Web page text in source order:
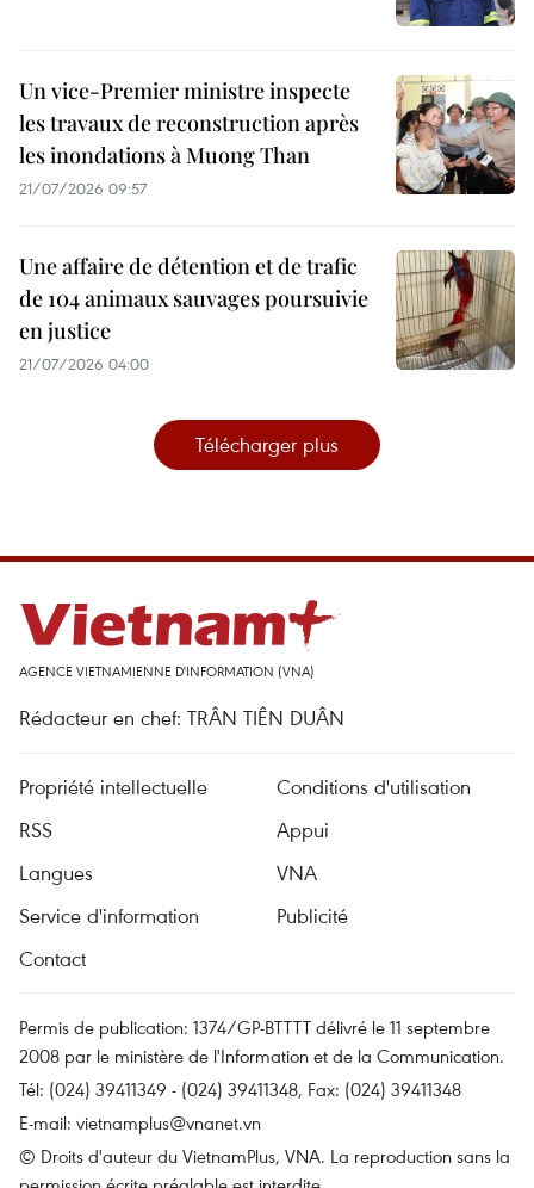
Un vice-Premier ministre inspecte
les travaux de reconstruction après
les inondations à Muong Than
21/07/2026 09:57
Une affaire de détention et de trafic
de 104 animaux sauvages poursuivie
en justice
21/07/2026 04:00
Télécharger plus
AGENCE VIETNAMIENNE D'INFORMATION (VNA)
Rédacteur en chef: TRÂN TIÊN DUÂN
Propriété intellectuelle
Conditions d'utilisation
RSS
Appui
Langues
VNA
Service d'information
Publicité
Contact
Permis de publication: 1374/GP-BTTTT délivré le 11 septembre
2008 par le ministère de l'Information et de la Communication.
Tél: (024) 39411349 - (024) 39411348, Fax: (024) 39411348
E-mail: vietnamplus@vnanet.vn
© Droits d'auteur du VietnamPlus, VNA. La reproduction sans la